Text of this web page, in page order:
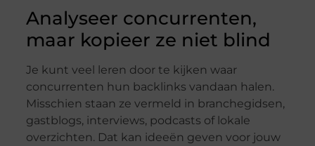
Analyseer concurrenten,
maar kopieer ze niet blind
Je kunt veel leren door te kijken waar
concurrenten hun backlinks vandaan halen.
Misschien staan ze vermeld in branchegidsen,
gastblogs, interviews, podcasts of lokale
overzichten. Dat kan ideeën geven voor jouw